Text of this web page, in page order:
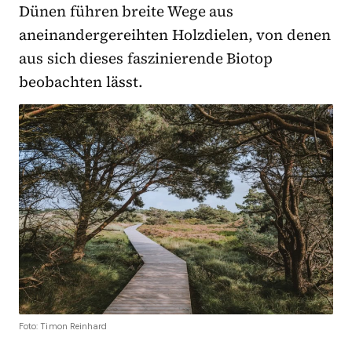
Dünen führen breite Wege aus
aneinandergereihten Holzdielen, von denen
aus sich dieses faszinierende Biotop
beobachten lässt.
Foto: Timon Reinhard